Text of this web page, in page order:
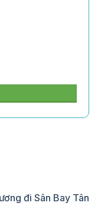
đi Sân Bay Tân